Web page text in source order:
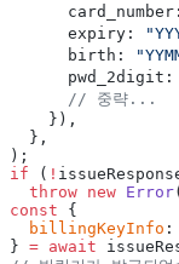
      expiry:
      birth:
      pwd_2digit:
      // 중략...
    }),
  },
);
if ( !
  throw
new Error(
const {
  billingKeyInfo
:
} = await